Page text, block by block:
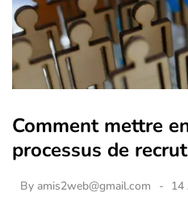
Comment mettre
processus de
By amis2web@gmail.com 14